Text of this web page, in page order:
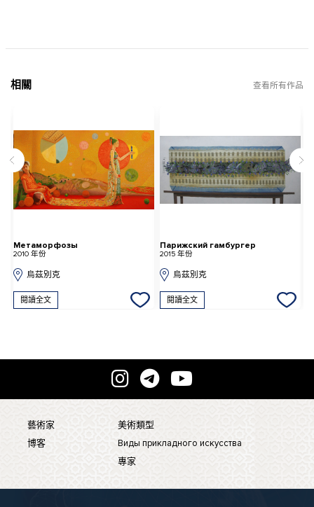
相關 查看所有作品
Метаморфозы
2010 年份
烏茲別克
閱讀全文
Парижский гамбургер
2015 年份
烏茲別克
閱讀全文
藝術家
博客
美術類型
Виды прикладного искусства
專家